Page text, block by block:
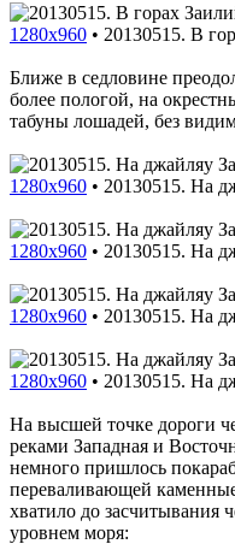
1280x960 • 20130515. В
Ближе в седловине
более пологой, на
табуны лошадей, без
1280x960 • 20130515. На
1280x960 • 20130515. На
1280x960 • 20130515. На
1280x960 • 20130515. На
На высшей точке дороги
реками Западная и
немного пришлось
переваливающей
хватило до засчитывания
уровнем моря: